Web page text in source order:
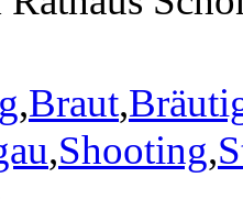
,Braut,
,Shooting,